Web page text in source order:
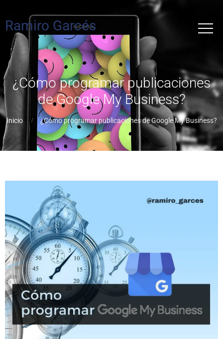
Ramiro Garcés
¿Cómo programar publicaciones
de Google My Business?
Inicio ¿Cómo programar publicaciones de Google My Business?